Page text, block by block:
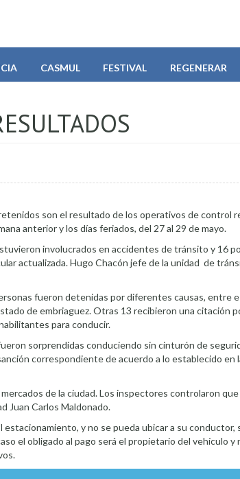
CASMUL FESTIVAL REGENERAR
son el resultado de los operativos de control
anterior y los días feriados, del 27 al 29 de mayo.
involucrados en accidentes de tránsito y 16
actualizada. Hugo Chacón jefe de la unidad de
fueron detenidas por diferentes causas, entre
de embriaguez. Otras 13 recibieron una citación
para conducir.
sorprendidas conduciendo sin cinturón de
correspondiente de acuerdo a lo establecido en
de la ciudad. Los inspectores controlaron
Juan Carlos Maldonado.
y no se pueda ubicar a su conductor,
el obligado al pago será el propietario del vehículo y